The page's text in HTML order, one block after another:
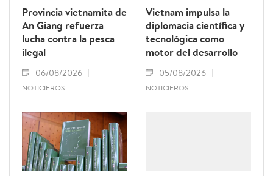
Provincia vietnamita de
An Giang refuerza
lucha contra la pesca
ilegal
06/08/2026
NOTICIEROS
Vietnam impulsa la
diplomacia científica y
tecnológica como
motor del desarrollo
05/08/2026
NOTICIEROS